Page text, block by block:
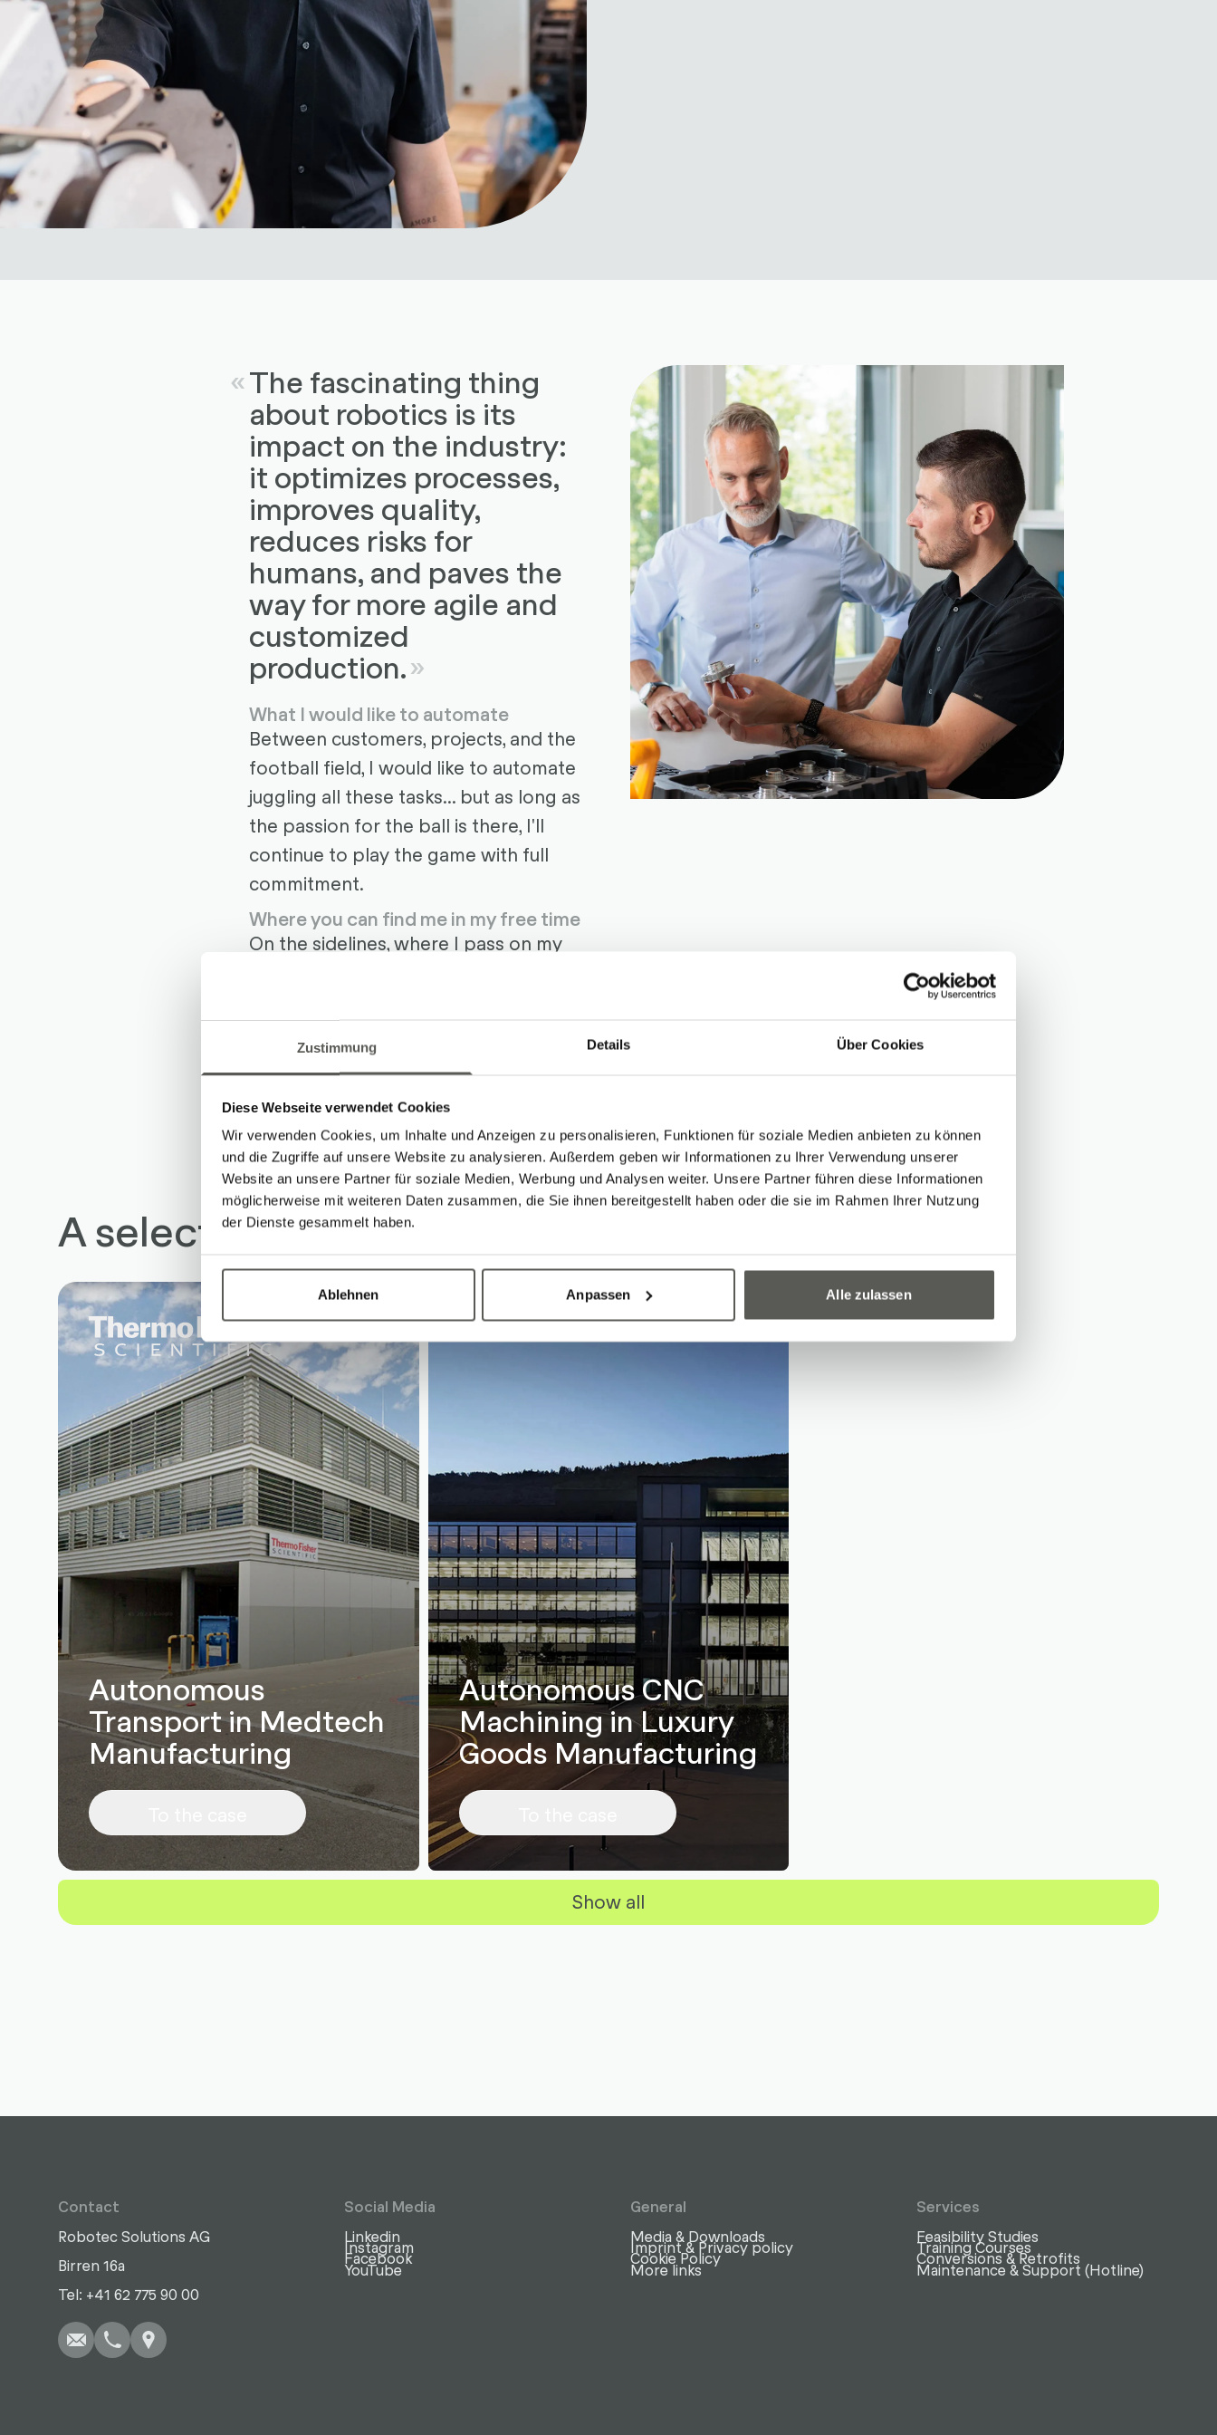
Zustimmung Details Über Cookies
Diese Webseite verwendet Cookies
Wir verwenden Cookies, um Inhalte und Anzeigen zu personalisieren, Funktionen für soziale Medien anbieten zu können
und die Zugriffe auf unsere Website zu analysieren. Außerdem geben wir Informationen zu Ihrer Verwendung unserer
Website an unsere Partner für soziale Medien, Werbung und Analysen weiter. Unsere Partner führen diese Informationen
möglicherweise mit weiteren Daten zusammen, die Sie ihnen bereitgestellt haben oder die sie im Rahmen Ihrer Nutzung
der Dienste gesammelt haben.
Ablehnen Anpassen Alle zulassen
The fascinating thing
about robotics is its
impact on the industry:
it optimizes processes,
improves quality,
reduces risks for
humans, and paves the
way for more agile and
customized
production.
What I would like to automate
Between customers, projects, and the
football field, I would like to automate
juggling all these tasks... but as long as
the passion for the ball is there, I'll
continue to play the game with full
commitment.
Where you can find me in my free time
On the sidelines, where I pass on my
In the Robotec Team since
March 2018
A selection of cases by Gwenölé
Autonomous
Transport in Medtech
Manufacturing
Autonomous CNC
Machining in Luxury
Goods Manufacturing
Show all
Contact
Robotec Solutions AG
Birren 16a
Tel: +41 62 775 90 00
Social Media
Linkedin
Instagram
Facebook
YouTube
General
Media & Downloads
Imprint & Privacy policy
Cookie Policy
More links
Services
Feasibility Studies
Training Courses
Conversions & Retrofits
Maintenance & Support (Hotline)